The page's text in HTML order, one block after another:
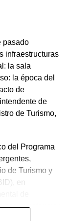
plataforma del
pasado
infraestructuras
la sala
la época del
de
de
de Turismo,
del Programa
de Turismo y
en
y potenciar